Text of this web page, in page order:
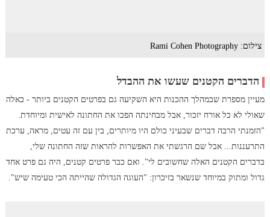
צילום: Rami Cohen Photography
הדברים הקטנים שעשו את ההבדל
מעיין מספרת שבמהלך ההכנות היא השקיעה גם בפרטים הקטנים ביותר - כאלה
שאולי לא כל אורח יזכור, אבל מבחינתה הפכו את החתונה לאישית ומיוחדת.
"הזמנתי הרבה דברים שבעיני כולם היו מיותרים, בין עם זה עטים, מראה, ערכת
התרעננות... אבל שם הרגשתי את האפשרות להראות שזה החתונה שלי,
בדברים הקטנים האלה שחשובים לי". ואם כבר פרטים קטנים, היה גם פרט אחד
גדול ומתוק במיוחד שנשאר בזיכרון: "העוגה הגדולה שהייתה הכי טעימה שיש".